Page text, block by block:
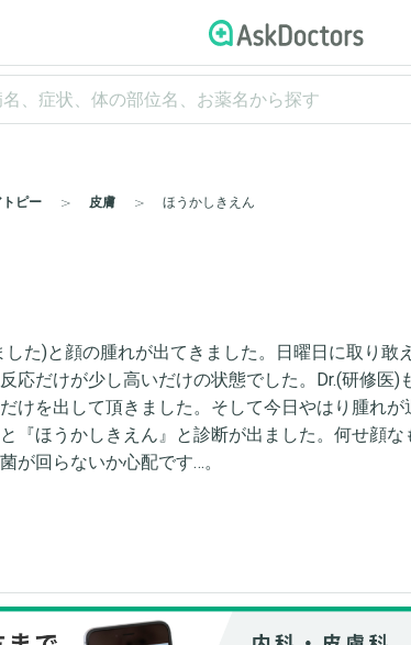
ピー 皮膚 ほうかしきえん
た)と顔の腫れが出てきました。日曜日に取り敢
応だけが少し高いだけの状態でした。Dr.(研修医)
けを出して頂きました。そして今日やはり腫れが
『ほうかしきえん』と診断が出ました。何せ顔な
が回らないか心配です…。